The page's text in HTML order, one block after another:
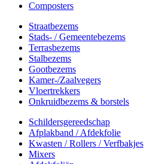
Composters
Straatbezems
Stads- / Gemeentebezems
Terrasbezems
Stalbezems
Gootbezems
Kamer-/Zaalvegers
Vloertrekkers
Onkruidbezems & borstels
Schildersgereedschap
Afplakband / Afdekfolie
Kwasten / Rollers / Verfbakjes
Mixers